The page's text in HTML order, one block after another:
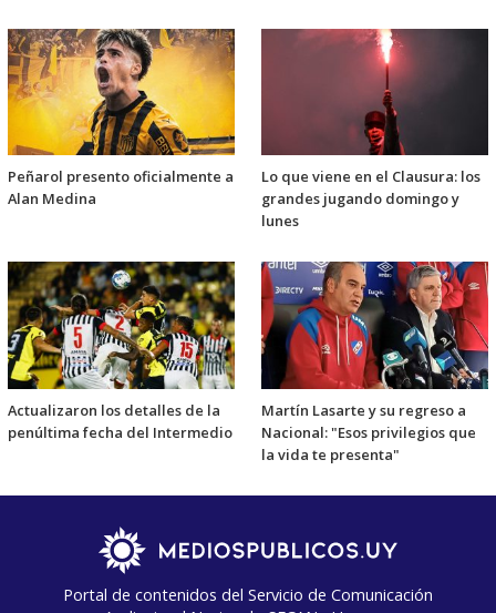
Peñarol presento oficialmente a
Alan Medina
Lo que viene en el Clausura: los
grandes jugando domingo y
lunes
Actualizaron los detalles de la
penúltima fecha del Intermedio
Martín Lasarte y su regreso a
Nacional: "Esos privilegios que
la vida te presenta"
Portal de contenidos del Servicio de Comunicación